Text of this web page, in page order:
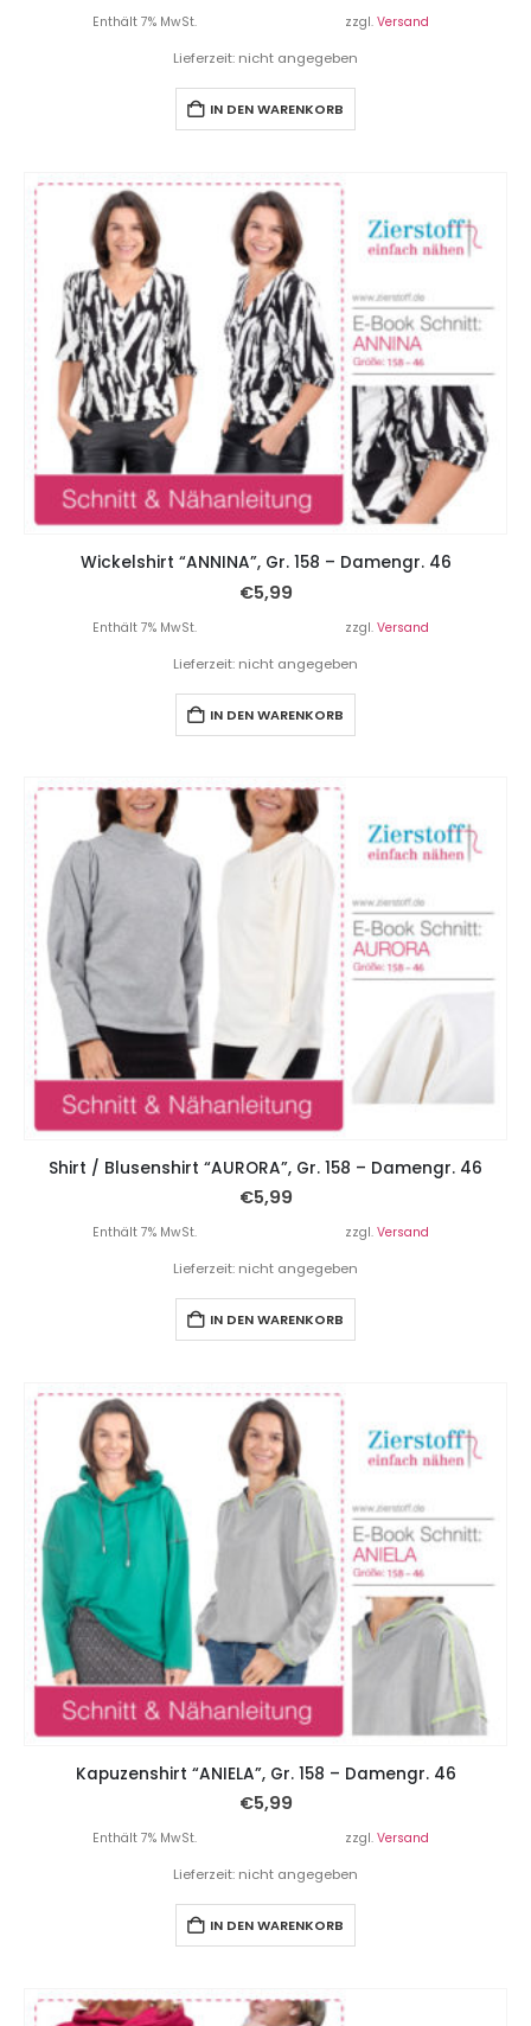
Enthält 7% MwSt. zzgl. Versand
Lieferzeit: nicht angegeben
IN DEN WARENKORB
Wickelshirt “ANNINA”, Gr. 158 – Damengr. 46
€5,99
Enthält 7% MwSt. zzgl. Versand
Lieferzeit: nicht angegeben
IN DEN WARENKORB
Shirt / Blusenshirt “AURORA”, Gr. 158 – Damengr. 46
€5,99
Enthält 7% MwSt. zzgl. Versand
Lieferzeit: nicht angegeben
IN DEN WARENKORB
Kapuzenshirt “ANIELA”, Gr. 158 – Damengr. 46
€5,99
Enthält 7% MwSt. zzgl. Versand
Lieferzeit: nicht angegeben
IN DEN WARENKORB